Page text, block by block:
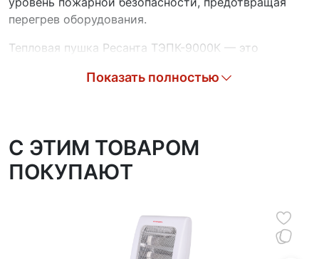
перегрев оборудования.
Тепловая пушка Ресанта ТЭПК-9000К — это
для профессионального использования,
Показать полностью
C ЭТИМ ТОВАРОМ
ПОКУПАЮТ